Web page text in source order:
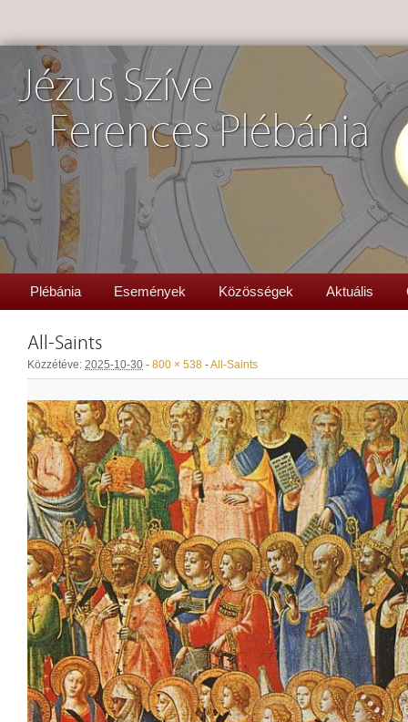
Jézus Szíve
Ferences Plébánia
Plébánia Események Közösségek Aktuális
All-Saints
Közzétéve: 2025-10-30 - 800 × 538 -All-Saints